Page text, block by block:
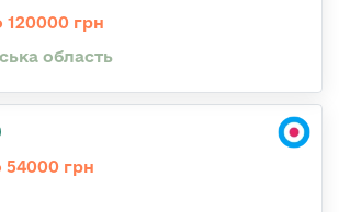
120000 грн
область
54000 грн